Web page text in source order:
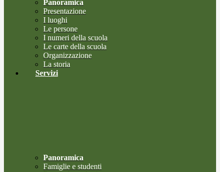
Panoramica
Presentazione
I luoghi
Le persone
I numeri della scuola
Le carte della scuola
Organizzazione
La storia
Servizi
Panoramica
Famiglie e studenti